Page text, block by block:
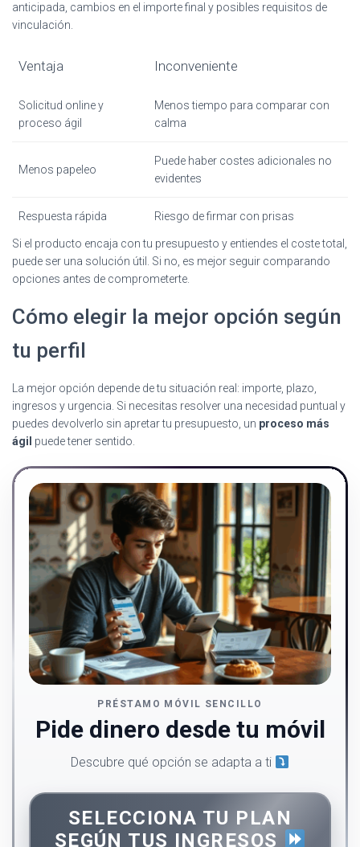
anticipada, cambios en el importe final y posibles requisitos de
vinculación.
Ventaja Inconveniente
Solicitud online y
proceso ágil
Menos tiempo para comparar con
calma
Menos papeleo
Puede haber costes adicionales no
evidentes
Respuesta rápida Riesgo de firmar con prisas
Si el producto encaja con tu presupuesto y entiendes el coste total,
puede ser una solución útil. Si no, es mejor seguir comparando
opciones antes de comprometerte.
Cómo elegir la mejor opción según
tu perfil
La mejor opción depende de tu situación real: importe, plazo,
ingresos y urgencia. Si necesitas resolver una necesidad puntual y
puedes devolverlo sin apretar tu presupuesto, un proceso más
ágil puede tener sentido.
PRÉSTAMO MÓVIL SENCILLO
Pide dinero desde tu móvil
Descubre qué opción se adapta a ti
SELECCIONA TU PLAN
SEGÚN TUS INGRESOS